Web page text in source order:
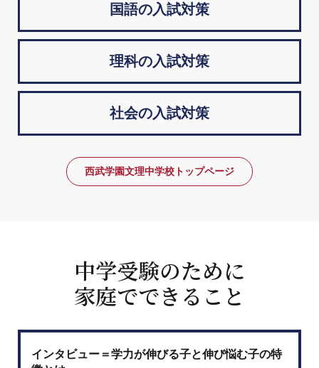
国語の入試対策
理科の入試対策
社会の入試対策
西武学園文理中学校トップページ
中学受験のために
家庭でできること
インタビュー＝学力が伸びる子と伸び悩む子の特